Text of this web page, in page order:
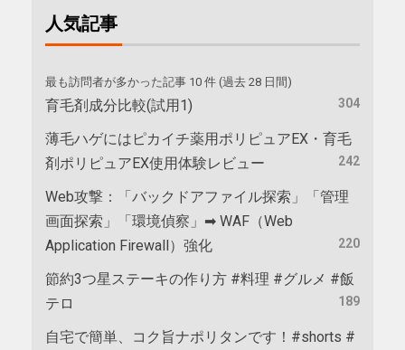
人気記事
最も訪問者が多かった記事 10 件 (過去 28 日間)
育毛剤成分比較(試用1) 304
薄毛ハゲにはピカイチ薬用ポリピュアEX・育毛
剤ポリピュアEX使用体験レビュー
242
Web攻撃：「バックドアファイル探索」「管理
画面探索」「環境偵察」➡ WAF（Web
Application Firewall）強化
220
節約3つ星ステーキの作り方 #料理 #グルメ #飯
テロ
189
自宅で簡単、コク旨ナポリタンです！#shorts #